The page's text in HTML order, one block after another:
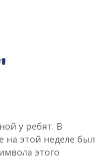
у ребят. В
на этой неделе был
этого